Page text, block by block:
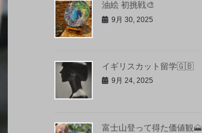
油絵 初挑戦🎨
9月 30, 2025
イギリスカット留学🇬🇧
9月 24, 2025
富士山登って得た価値観🗻